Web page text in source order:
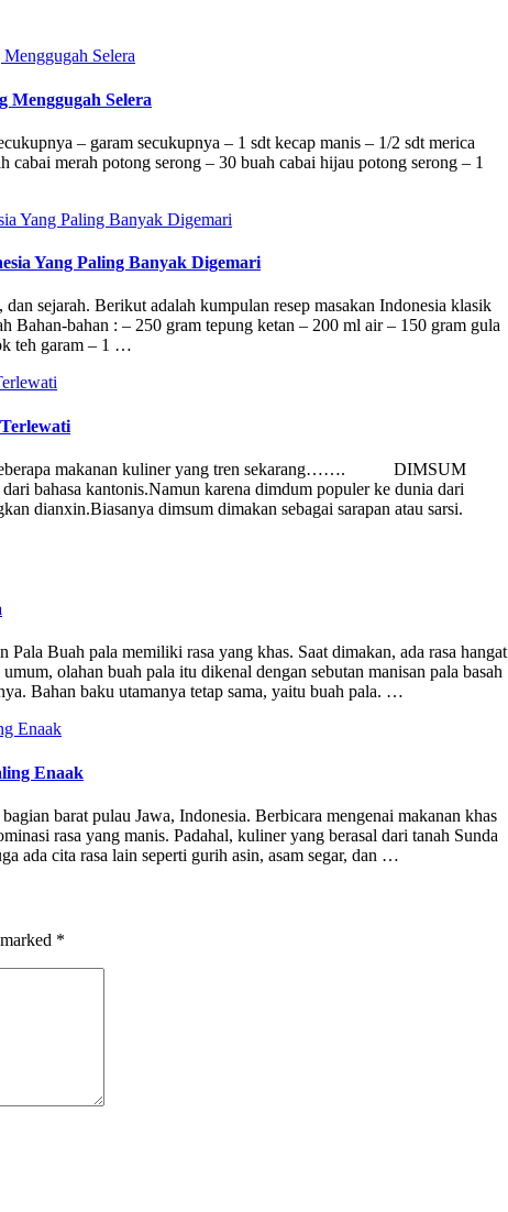
Menggugah Selera
– garam secukupnya – 1 sdt kecap manis – 1/2 sdt merica
merah potong serong – 30 buah cabai hijau potong serong – 1
Yang Paling Banyak Digemari
sejarah. Berikut adalah kumpulan resep masakan Indonesia klasik
bahan : – 250 gram tepung ketan – 200 ml air – 150 gram gula
teh garam – 1 …
beberapa makanan kuliner yang tren sekarang……. DIMSUM
bahasa kantonis.Namun karena dimdum populer ke dunia dari
dianxin.Biasanya dimsum dimakan sebagai sarapan atau sarsi.
Buah pala memiliki rasa yang khas. Saat dimakan, ada rasa hangat
olahan buah pala itu dikenal dengan sebutan manisan pala basah
Bahan baku utamanya tetap sama, yaitu buah pala. …
Enaak
barat pulau Jawa, Indonesia. Berbicara mengenai makanan khas
rasa yang manis. Padahal, kuliner yang berasal dari tanah Sunda
ada cita rasa lain seperti gurih asin, asam segar, dan …
*